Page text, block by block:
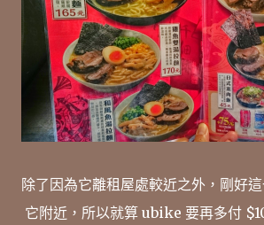
除了因為它離租屋處較近之外，剛好
它附近，所以就算 ubike 要再多付